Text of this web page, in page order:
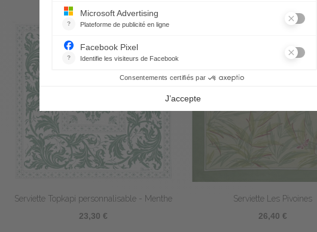
Serviette Topkapi personnalisable - Menthe
23,30 €
Serviette Les Pivoines
26,40 €